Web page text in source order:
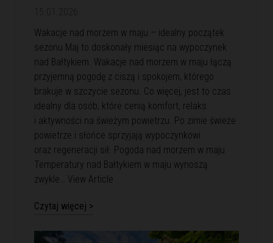
Wakacje nad morzem w maju – idealny początek
sezonu Maj to doskonały miesiąc na wypoczynek
nad Bałtykiem. Wakacje nad morzem w maju łączą
przyjemną pogodę z ciszą i spokojem, którego
brakuje w szczycie sezonu. Co więcej, jest to czas
idealny dla osób, które cenią komfort, relaks
i aktywności na świeżym powietrzu. Po zimie świeże
powietrze i słońce sprzyjają wypoczynkowi
oraz regeneracji sił. Pogoda nad morzem w maju
Temperatury nad Bałtykiem w maju wynoszą
zwykle… View Article
Czytaj więcej >